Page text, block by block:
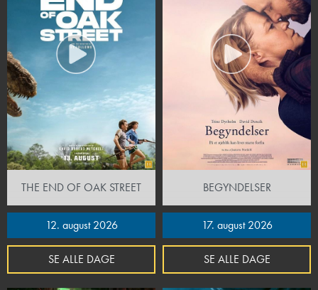
THE END OF OAK STREET
12. august 2026
SE ALLE DAGE
BEGYNDELSER
17. august 2026
SE ALLE DAGE